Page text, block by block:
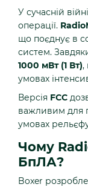
У сучасній
операції.
що поєднує в
систем.
1000 мВт (1 Вт),
умовах
Версія FCC
важливим для
умовах
Чому
БпЛА?
Boxer